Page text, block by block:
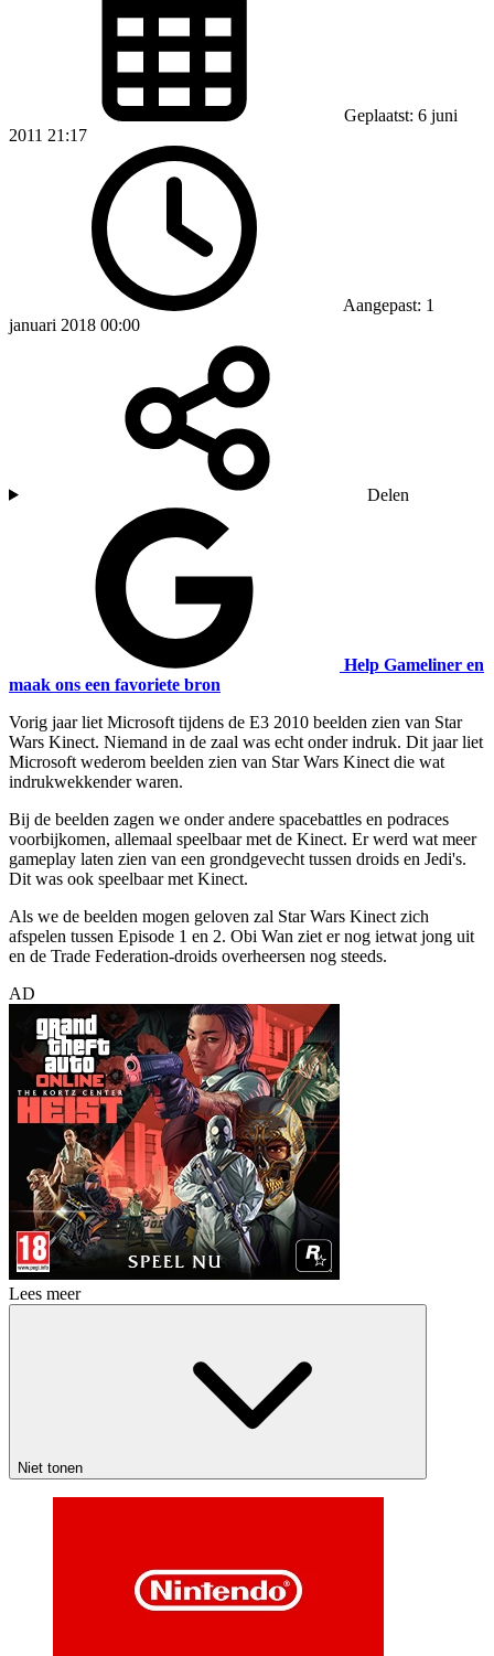
Geplaatst: 6 juni
2011 21:17
Aangepast: 1
januari 2018 00:00
Delen
Help Gameliner en
maak ons een favoriete bron
Vorig jaar liet Microsoft tijdens de E3 2010 beelden zien van Star
Wars Kinect. Niemand in de zaal was echt onder indruk. Dit jaar liet
Microsoft wederom beelden zien van Star Wars Kinect die wat
indrukwekkender waren.
Bij de beelden zagen we onder andere spacebattles en podraces
voorbijkomen, allemaal speelbaar met de Kinect. Er werd wat meer
gameplay laten zien van een grondgevecht tussen droids en Jedi's.
Dit was ook speelbaar met Kinect.
Als we de beelden mogen geloven zal Star Wars Kinect zich
afspelen tussen Episode 1 en 2. Obi Wan ziet er nog ietwat jong uit
en de Trade Federation-droids overheersen nog steeds.
AD
Lees meer
Niet tonen